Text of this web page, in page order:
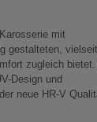
mit
gestalteten,
zugleich
Design und
neue HR-V